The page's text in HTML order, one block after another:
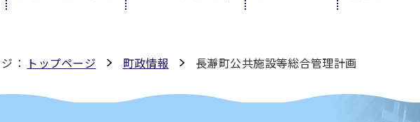
： トップページ 町政情報 長瀞町公共施設等総合管理計画